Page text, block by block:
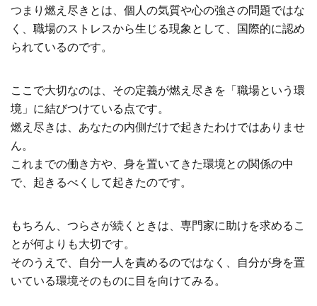
つまり燃え尽きとは、個人の気質や心の強さの問題ではな
く、職場のストレスから生じる現象として、国際的に認め
られているのです。
ここで大切なのは、その定義が燃え尽きを「職場という環
境」に結びつけている点です。
燃え尽きは、あなたの内側だけで起きたわけではありませ
ん。
これまでの働き方や、身を置いてきた環境との関係の中
で、起きるべくして起きたのです。
もちろん、つらさが続くときは、専門家に助けを求めるこ
とが何よりも大切です。
そのうえで、自分一人を責めるのではなく、自分が身を置
いている環境そのものに目を向けてみる。